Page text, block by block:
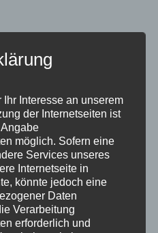
Interesse an unserem
der Internetseiten ist
möglich. Sofern eine
Services unseres
Internetseite in
könnte jedoch eine
Daten
Verarbeitung
erforderlich und